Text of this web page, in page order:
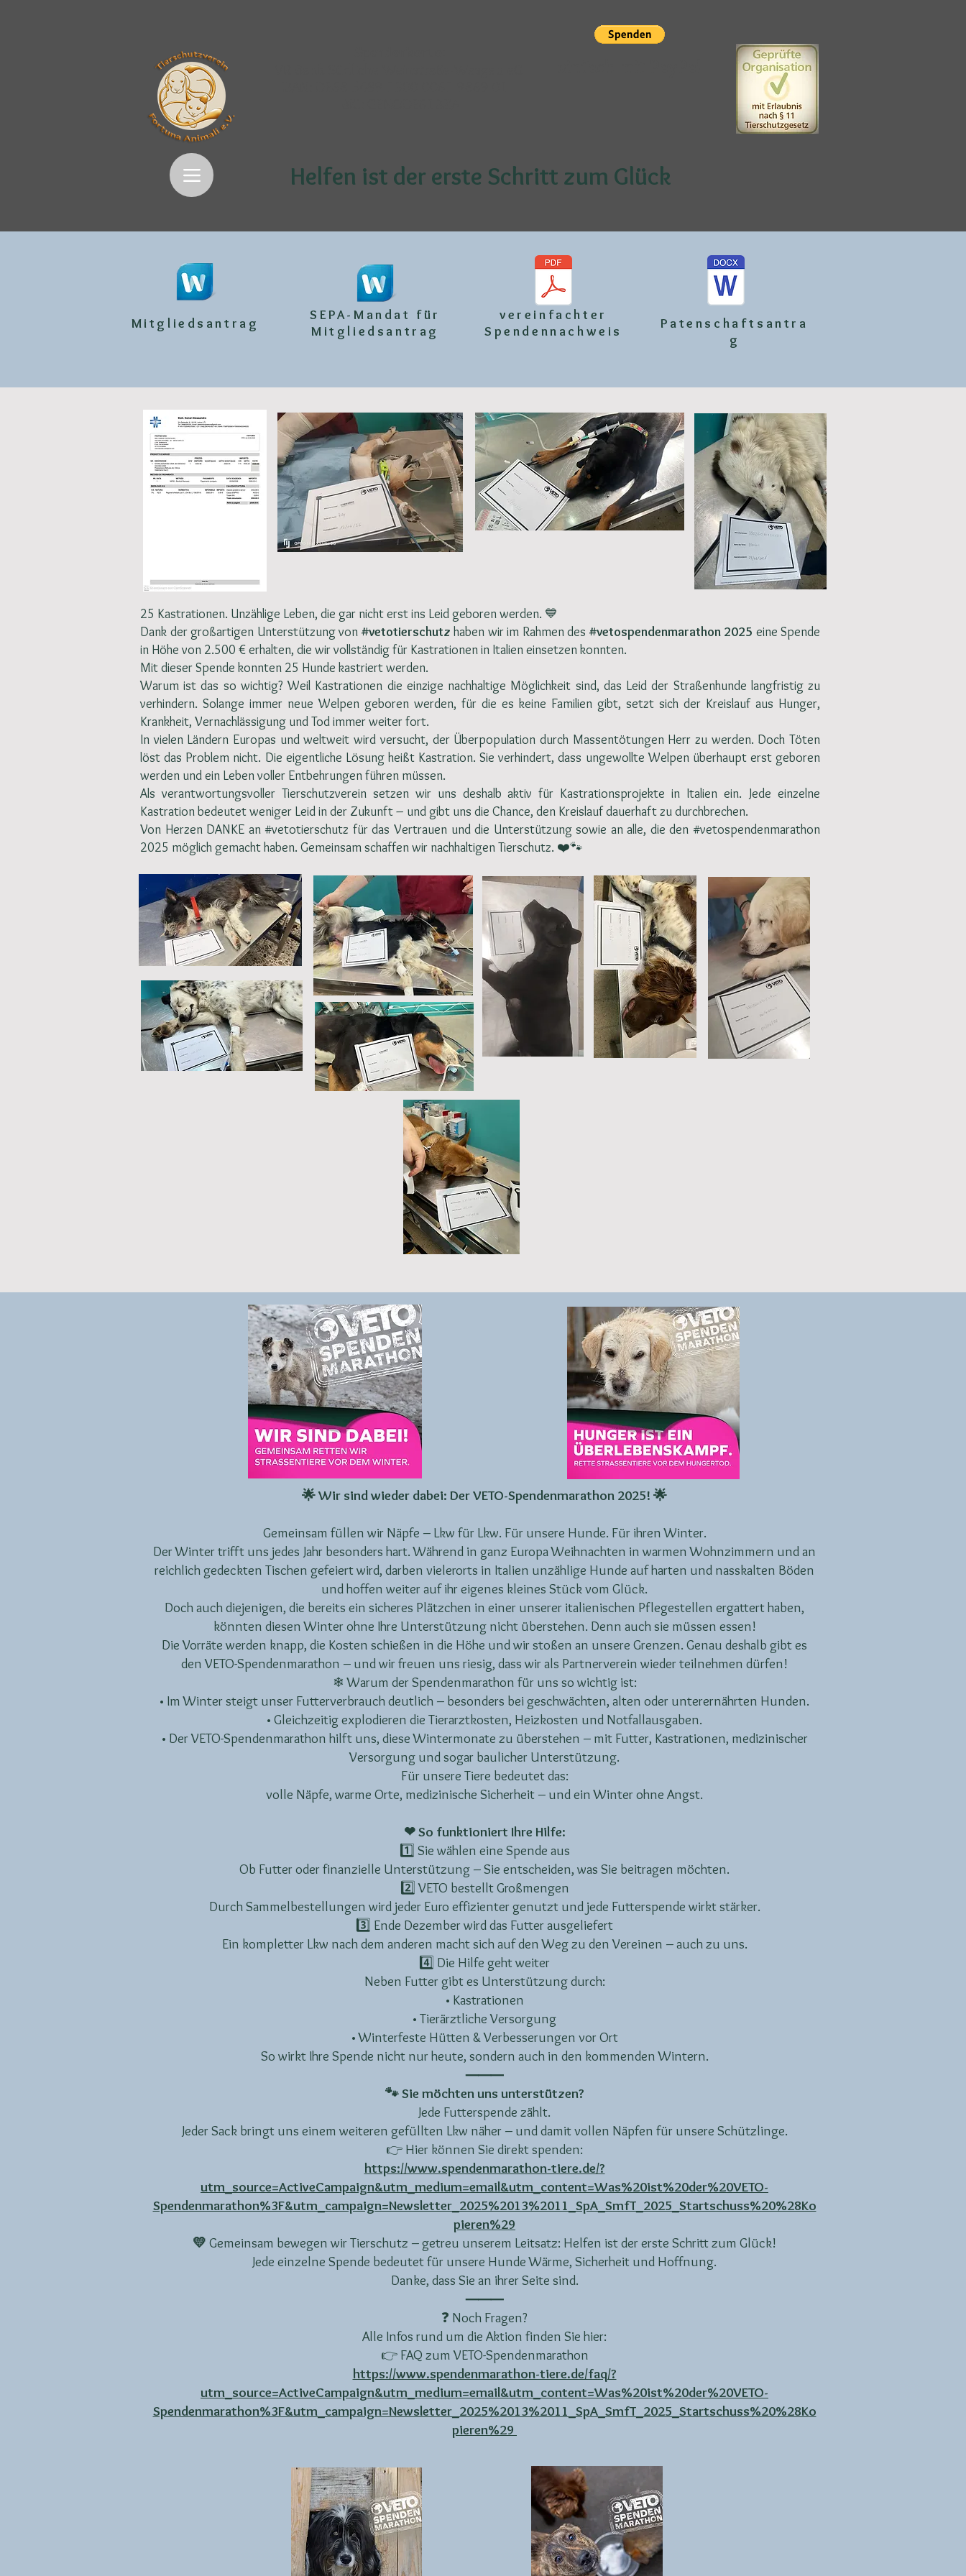
Helfen ist der erste Schritt zum Glück
Mitgliedsantrag
SEPA-Mandat für
Mitgliedsantrag
vereinfachter
Spendennachweis
Patenschaftsantra
g
25 Kastrationen. Unzählige Leben, die gar nicht erst ins Leid geboren werden. 💙
Dank der großartigen Unterstützung von #vetotierschutz haben wir im Rahmen des #vetospendenmarathon 2025 eine Spende
in Höhe von 2.500 € erhalten, die wir vollständig für Kastrationen in Italien einsetzen konnten.
Mit dieser Spende konnten 25 Hunde kastriert werden.
Warum ist das so wichtig? Weil Kastrationen die einzige nachhaltige Möglichkeit sind, das Leid der Straßenhunde langfristig zu
verhindern. Solange immer neue Welpen geboren werden, für die es keine Familien gibt, setzt sich der Kreislauf aus Hunger,
Krankheit, Vernachlässigung und Tod immer weiter fort.
In vielen Ländern Europas und weltweit wird versucht, der Überpopulation durch Massentötungen Herr zu werden. Doch Töten
löst das Problem nicht. Die eigentliche Lösung heißt Kastration. Sie verhindert, dass ungewollte Welpen überhaupt erst geboren
werden und ein Leben voller Entbehrungen führen müssen.
Als verantwortungsvoller Tierschutzverein setzen wir uns deshalb aktiv für Kastrationsprojekte in Italien ein. Jede einzelne
Kastration bedeutet weniger Leid in der Zukunft – und gibt uns die Chance, den Kreislauf dauerhaft zu durchbrechen.
Von Herzen DANKE an #vetotierschutz für das Vertrauen und die Unterstützung sowie an alle, die den #vetospendenmarathon
2025 möglich gemacht haben. Gemeinsam schaffen wir nachhaltigen Tierschutz. ❤️🐾
🌟 Wir sind wieder dabei: Der VETO-Spendenmarathon 2025! 🌟
Gemeinsam füllen wir Näpfe – Lkw für Lkw. Für unsere Hunde. Für ihren Winter.
Der Winter trifft uns jedes Jahr besonders hart. Während in ganz Europa Weihnachten in warmen Wohnzimmern und an
reichlich gedeckten Tischen gefeiert wird, darben vielerorts in Italien unzählige Hunde auf harten und nasskalten Böden
und hoffen weiter auf ihr eigenes kleines Stück vom Glück.
Doch auch diejenigen, die bereits ein sicheres Plätzchen in einer unserer italienischen Pflegestellen ergattert haben,
könnten diesen Winter ohne Ihre Unterstützung nicht überstehen. Denn auch sie müssen essen!
Die Vorräte werden knapp, die Kosten schießen in die Höhe und wir stoßen an unsere Grenzen. Genau deshalb gibt es
den VETO-Spendenmarathon – und wir freuen uns riesig, dass wir als Partnerverein wieder teilnehmen dürfen!
❄ Warum der Spendenmarathon für uns so wichtig ist:
• Im Winter steigt unser Futterverbrauch deutlich – besonders bei geschwächten, alten oder unterernährten Hunden.
• Gleichzeitig explodieren die Tierarztkosten, Heizkosten und Notfallausgaben.
• Der VETO-Spendenmarathon hilft uns, diese Wintermonate zu überstehen – mit Futter, Kastrationen, medizinischer
Versorgung und sogar baulicher Unterstützung.
Für unsere Tiere bedeutet das:
volle Näpfe, warme Orte, medizinische Sicherheit – und ein Winter ohne Angst.
❤ So funktioniert Ihre Hilfe:
1️⃣ Sie wählen eine Spende aus
Ob Futter oder finanzielle Unterstützung – Sie entscheiden, was Sie beitragen möchten.
2️⃣ VETO bestellt Großmengen
Durch Sammelbestellungen wird jeder Euro effizienter genutzt und jede Futterspende wirkt stärker.
3️⃣ Ende Dezember wird das Futter ausgeliefert
Ein kompletter Lkw nach dem anderen macht sich auf den Weg zu den Vereinen – auch zu uns.
4️⃣ Die Hilfe geht weiter
Neben Futter gibt es Unterstützung durch:
• Kastrationen
• Tierärztliche Versorgung
• Winterfeste Hütten & Verbesserungen vor Ort
So wirkt Ihre Spende nicht nur heute, sondern auch in den kommenden Wintern.
⸻
🐾 Sie möchten uns unterstützen?
Jede Futterspende zählt.
Jeder Sack bringt uns einem weiteren gefüllten Lkw näher – und damit vollen Näpfen für unsere Schützlinge.
👉 Hier können Sie direkt spenden:
https://www.spendenmarathon-tiere.de/?
utm_source=ActiveCampaign&utm_medium=email&utm_content=Was%20ist%20der%20VETO-
Spendenmarathon%3F&utm_campaign=Newsletter_2025%2013%2011_SpA_SmfT_2025_Startschuss%20%28Ko
pieren%29
💛 Gemeinsam bewegen wir Tierschutz – getreu unserem Leitsatz: Helfen ist der erste Schritt zum Glück!
Jede einzelne Spende bedeutet für unsere Hunde Wärme, Sicherheit und Hoffnung.
Danke, dass Sie an ihrer Seite sind.
⸻
❓ Noch Fragen?
Alle Infos rund um die Aktion finden Sie hier:
👉 FAQ zum VETO-Spendenmarathon
https://www.spendenmarathon-tiere.de/faq/?
utm_source=ActiveCampaign&utm_medium=email&utm_content=Was%20ist%20der%20VETO-
Spendenmarathon%3F&utm_campaign=Newsletter_2025%2013%2011_SpA_SmfT_2025_Startschuss%20%28Ko
pieren%29